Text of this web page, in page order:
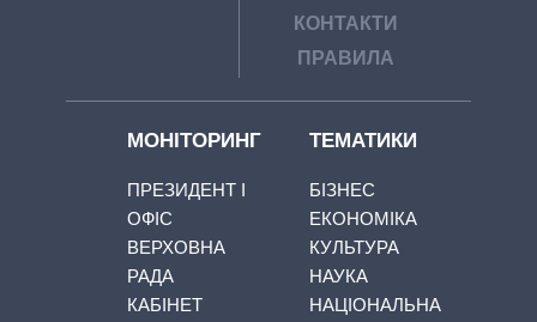
КОНТАКТИ
ПРАВИЛА
МОНІТОРИНГ
ПРЕЗИДЕНТ І
ОФІС
ВЕРХОВНА
РАДА
КАБІНЕТ
ТЕМАТИКИ
БІЗНЕС
ЕКОНОМІКА
КУЛЬТУРА
НАУКА
НАЦІОНАЛЬНА